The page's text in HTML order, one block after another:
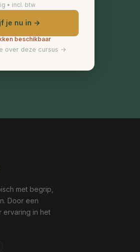
• incl. btw
je nu in →
beschikbaar
over deze cursus →
met begrip,
Door een
ervaring in het